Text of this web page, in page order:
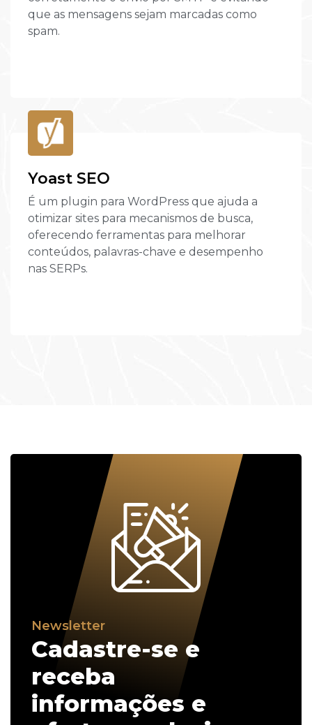
que as mensagens sejam marcadas como
spam.
Yoast SEO
É um plugin para WordPress que ajuda a
otimizar sites para mecanismos de busca,
oferecendo ferramentas para melhorar
conteúdos, palavras-chave e desempenho
nas SERPs.
Newsletter
Cadastre-se e
receba
informações e